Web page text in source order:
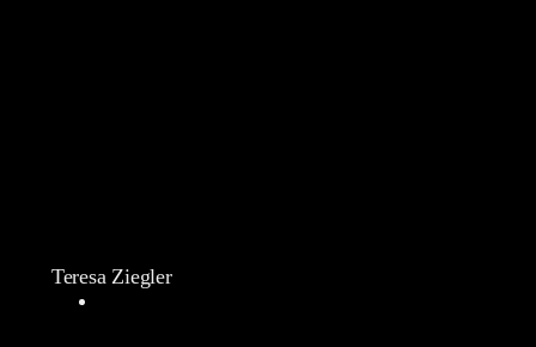
Teresa Ziegler